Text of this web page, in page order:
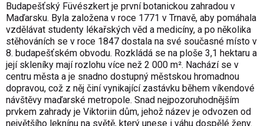
Budapešťský Füvészkert je první botanickou zahradou v
Maďarsku. Byla založena v roce 1771 v Trnavě, aby pomáhala
vzdělávat studenty lékařských věd a medicíny, a po několika
stěhováních se v roce 1847 dostala na své současné místo v
8. budapešťském obvodu. Rozkládá se na ploše 3,1 hektaru a
její skleníky mají rozlohu více než 2 000 m². Nachází se v
centru města a je snadno dostupný městskou hromadnou
dopravou, což z něj činí vynikající zastávku během víkendové
návštěvy maďarské metropole. Snad nejpozoruhodnějším
prvkem zahrady je Viktoriin dům, jehož název je odvozen od
největšího leknínu na světě, který unese i váhu dospělé ženy.